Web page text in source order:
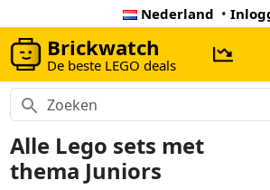
Nederland •
Brickwatch
De beste LEGO deals
Alle Lego sets met
thema Juniors